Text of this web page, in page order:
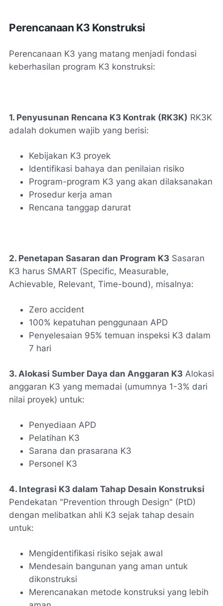
Perencanaan K3 Konstruksi
Perencanaan K3 yang matang menjadi fondasi
keberhasilan program K3 konstruksi:
1. Penyusunan Rencana K3 Kontrak (RK3K) RK3K
adalah dokumen wajib yang berisi:
Kebijakan K3 proyek
Identifikasi bahaya dan penilaian risiko
Program-program K3 yang akan dilaksanakan
Prosedur kerja aman
Rencana tanggap darurat
2. Penetapan Sasaran dan Program K3 Sasaran
K3 harus SMART (Specific, Measurable,
Achievable, Relevant, Time-bound), misalnya:
Zero accident
100% kepatuhan penggunaan APD
Penyelesaian 95% temuan inspeksi K3 dalam
7 hari
3. Alokasi Sumber Daya dan Anggaran K3 Alokasi
anggaran K3 yang memadai (umumnya 1-3% dari
nilai proyek) untuk:
Penyediaan APD
Pelatihan K3
Sarana dan prasarana K3
Personel K3
4. Integrasi K3 dalam Tahap Desain Konstruksi
Pendekatan "Prevention through Design" (PtD)
dengan melibatkan ahli K3 sejak tahap desain
untuk:
Mengidentifikasi risiko sejak awal
Mendesain bangunan yang aman untuk
dikonstruksi
Merencanakan metode konstruksi yang lebih